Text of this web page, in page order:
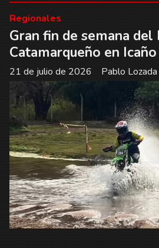
Gran fin de semana del
Catamarqueño en Icaño
Pablo
Regionales
21 de julio de 2026